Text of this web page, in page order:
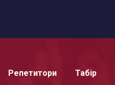
Репетитори Табір